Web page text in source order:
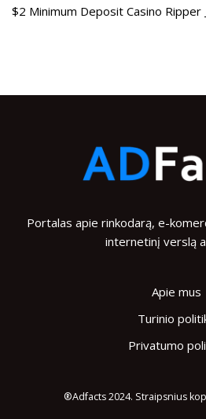
$2 Minimum Deposit Casino Ripper
Portalas apie rinkodarą, e-
internetinį verslą
Apie mus
Turinio
Privatumo
®Adfacts 2024. Straipsnius